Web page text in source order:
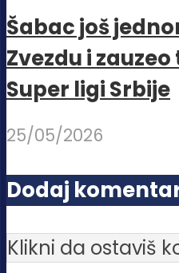
Šabac još
Zvezdu i
Super ligi Srbije
25/05/2026
Dodaj
Klikni da ostaviš